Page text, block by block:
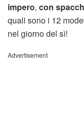
impero, con
quali sono i 12
nel giorno del sì!
Advertisement